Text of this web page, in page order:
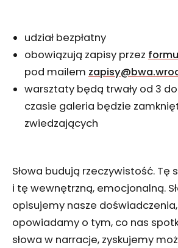
udział bezpłatny
obowiązują zapisy przez
pod mailem
warsztaty będą trwały od 3
czasie galeria będzie
zwiedzających
Słowa budują rzeczywistość. Tę
i tę wewnętrzną, emocjonalną.
opisujemy nasze
opowiadamy o tym, co nas
słowa w narracje, zyskujemy